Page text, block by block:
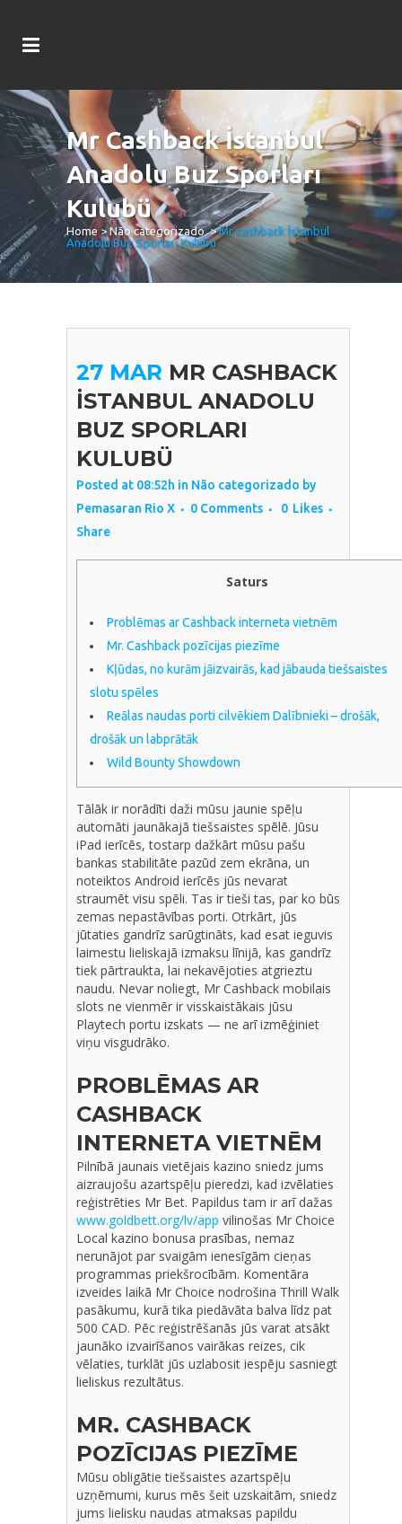
Mr Cashback İstanbul
Anadolu Buz Sporları
Kulubü
Home> Não categorizado >Mr cashback İstanbul
Anadolu Buz Sporları Kulubü
27 MAR MR CASHBACK
İSTANBUL ANADOLU
BUZ SPORLARI
KULUBÜ
Posted at 08:52h in Não categorizado by
Pemasaran Rio X
0 Comments 0 Likes
Share
Saturs
Problēmas ar Cashback interneta vietnēm
Mr. Cashback pozīcijas piezīme
Kļūdas, no kurām jāizvairās, kad jābauda tiešsaistes
slotu spēles
Reālas naudas porti cilvēkiem Dalībnieki – drošāk,
drošāk un labprātāk
Wild Bounty Showdown
Tālāk ir norādīti daži mūsu jaunie spēļu
automāti jaunākajā tiešsaistes spēlē. Jūsu
iPad ierīcēs, tostarp dažkārt mūsu pašu
bankas stabilitāte pazūd zem ekrāna, un
noteiktos Android ierīcēs jūs nevarat
straumēt visu spēli. Tas ir tieši tas, par ko būs
zemas nepastāvības porti. Otrkārt, jūs
jūtaties gandrīz sarūgtināts, kad esat ieguvis
laimestu lieliskajā izmaksu līnijā, kas gandrīz
tiek pārtraukta, lai nekavējoties atgrieztu
naudu. Nevar noliegt, Mr Cashback mobilais
slots ne vienmēr ir visskaistākais jūsu
Playtech portu izskats — ne arī izmēģiniet
viņu visgudrāko.
PROBLĒMAS AR
CASHBACK
INTERNETA VIETNĒM
Pilnībā jaunais vietējais kazino sniedz jums
aizraujošu azartspēļu pieredzi, kad izvēlaties
reģistrēties Mr Bet. Papildus tam ir arī dažas
www.goldbett.org/lv/app vilinošas Mr Choice
Local kazino bonusa prasības, nemaz
nerunājot par svaigām ienesīgām cieņas
programmas priekšrocībām. Komentāra
izveides laikā Mr Choice nodrošina Thrill Walk
pasākumu, kurā tika piedāvāta balva līdz pat
500 CAD. Pēc reģistrēšanās jūs varat atsākt
jaunāko izvairīšanos vairākas reizes, cik
vēlaties, turklāt jūs uzlabosit iespēju sasniegt
lieliskus rezultātus.
MR. CASHBACK
POZĪCIJAS PIEZĪME
Mūsu obligātie tiešsaistes azartspēļu
uzņēmumi, kurus mēs šeit uzskaitām, sniedz
jums lielisku naudas atmaksas papildu